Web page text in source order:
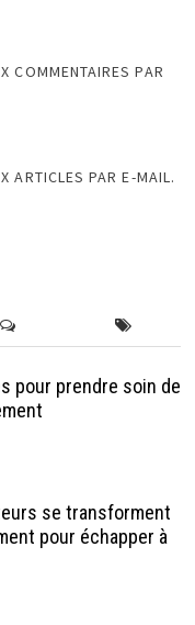
COMMENTAIRES PAR
ARTICLES PAR E-MAIL.
pour prendre soin de
se transforment
pour échapper à